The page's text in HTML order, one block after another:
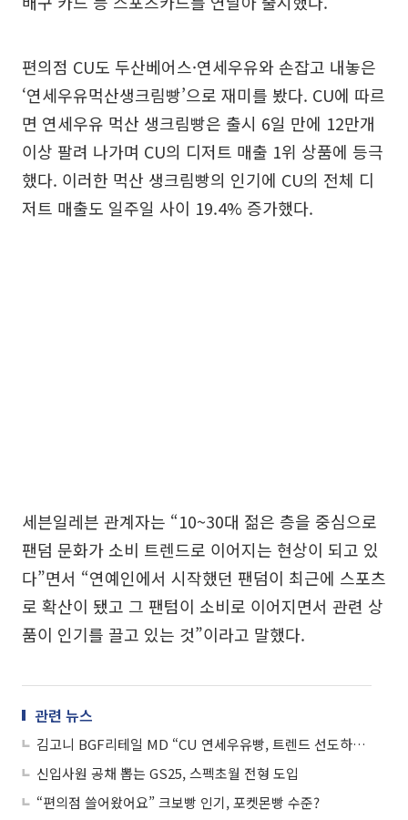
편의점 CU도 두산베어스·연세우유와 손잡고 내놓은
‘연세우유먹산생크림빵’으로 재미를 봤다. CU에 따르
면 연세우유 먹산 생크림빵은 출시 6일 만에 12만개
이상 팔려 나가며 CU의 디저트 매출 1위 상품에 등극
했다. 이러한 먹산 생크림빵의 인기에 CU의 전체 디
저트 매출도 일주일 사이 19.4% 증가했다.
세븐일레븐 관계자는 “10~30대 젊은 층을 중심으로
팬덤 문화가 소비 트렌드로 이어지는 현상이 되고 있
다”면서 “연예인에서 시작했던 팬덤이 최근에 스포츠
로 확산이 됐고 그 팬텀이 소비로 이어지면서 관련 상
품이 인기를 끌고 있는 것”이라고 말했다.
관련 뉴스
김고니 BGF리테일 MD “CU 연세우유빵, 트렌드 선도하는 ‘장수 빵’ 됐으면”
신입사원 공채 뽑는 GS25, 스펙초월 전형 도입
“편의점 쓸어왔어요” 크보빵 인기, 포켓몬빵 수준?